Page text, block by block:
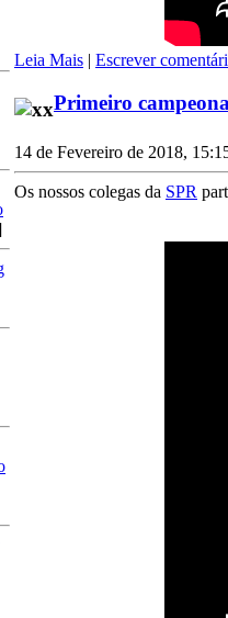
Leia Mais | Escrever
Primeiro
14 de Fevereiro de 2018,
Os nossos colegas da SPR